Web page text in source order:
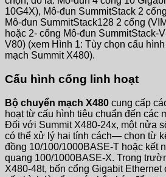
10G4X), Mô-đun SummitStack 2
Mô-đun SummitStack128 2 cổng
hoặc 2- cổng Mô-đun SummitStack-
V80) (xem Hình 1: Tùy chọn cấu
mạch Summit X480).
Cấu hình cổng linh hoạt
Bộ chuyển mạch X480 cung cấp
hoạt từ cấu hình tiêu chuẩn đến các
Đối với Summit X480-24x, một nửa
có thể xử lý hai tính cách— chọn từ
đồng 10/100/1000BASE-T hoặc kết
quang 100/1000BASE-X. Trong
X480-48t, bốn cổng Gigabit